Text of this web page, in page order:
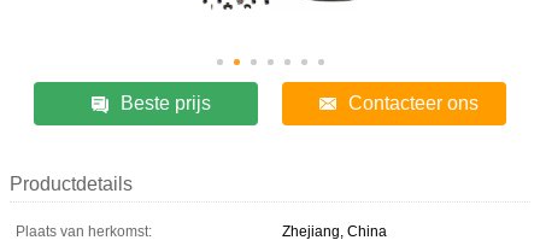
Beste prijs Contacteer ons
Productdetails
Plaats van herkomst:
Zhejiang, China